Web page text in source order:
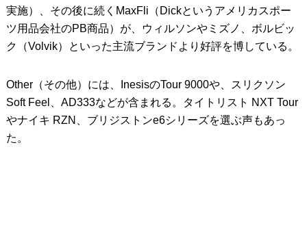
実施）、その後に続くMaxFli（Dickというアメリカスポー
ツ用品会社のPB商品）が、ウィルソンやミズノ、ボルビッ
ク（Volvik）といった主流ブランドより好評を博している。
Other（その他）には、InesisのTour 9000や、スリクソン
Soft Feel、AD333などが含まれる。タイトリスト NXT Tour
やナイキ RZN、ブリジストンe6シリーズを選ぶ声もあっ
た。